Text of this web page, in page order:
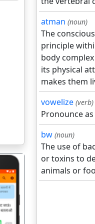
atman (noun)
The
principle
body
its physical
makes them
vowelize (verb)
Pronounce
bw (noun)
The use of
or toxins to
animals or